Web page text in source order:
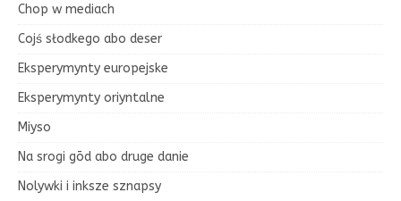
Chop w mediach
Cojś słodkego abo deser
Eksperymynty europejske
Eksperymynty oriyntalne
Miyso
Na srogi gōd abo druge danie
Nolywki i inksze sznapsy